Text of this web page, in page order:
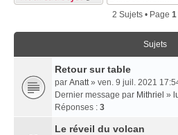
2 Sujets • Page 1
Sujets
Retour sur table
par Anatt» ven. 9 juil. 2021
Dernier message par Mithriel »
Réponses : 3
Le réveil du volcan